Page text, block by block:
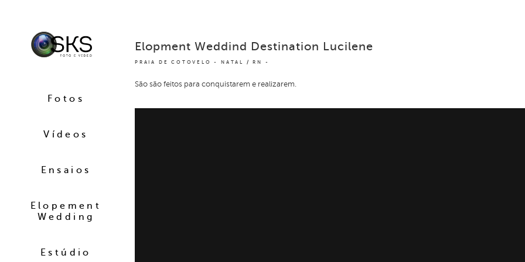
Fotos
Vídeos
Ensaios
Elopement
Wedding
Estúdio
PRAIA DE COTOVELO - NATAL / RN
Elopment Weddind Destination Lucilene
São são feitos para conquistarem e realizarem.